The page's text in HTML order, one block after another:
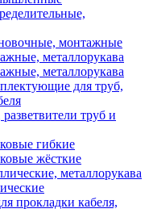
монтажные
металлорукава
металлорукава
для труб,
труб и
гибкие
жёсткие
металлорукава
прокладки кабеля,